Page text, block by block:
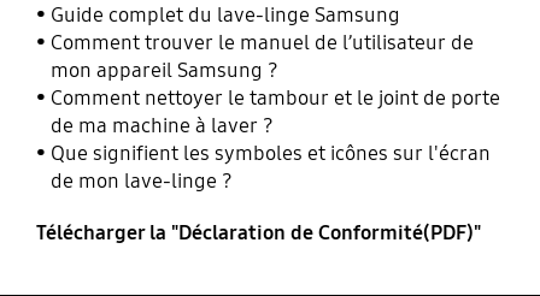
Guide complet du lave-linge Samsung
Comment trouver le manuel de l’utilisateur de
mon appareil Samsung ?
Comment nettoyer le tambour et le joint de porte
de ma machine à laver ?
Que signifient les symboles et icônes sur l'écran
de mon lave-linge ?
Télécharger la "Déclaration de Conformité(PDF)"